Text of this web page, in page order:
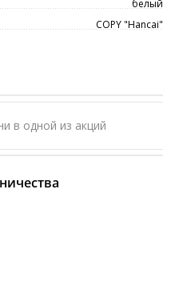
белый
COPY "Hancai"
в одной из акций